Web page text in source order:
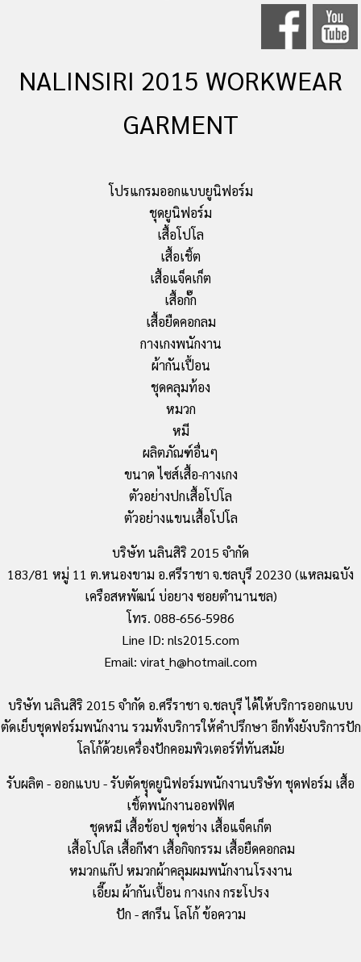
NALINSIRI 2015 WORKWEAR
GARMENT
โปรแกรมออกแบบยูนิฟอร์ม
ชุดยูนิฟอร์ม
เสื้อโปโล
เสื้อเชิ้ต
เสื้อแจ็คเก็ต
เสื้อกั๊ก
เสื้อยืดคอกลม
กางเกงพนักงาน
ผ้ากันเปื้อน
ชุดคลุมท้อง
หมวก
หมี
ผลิตภัณฑ์อื่นๆ
ขนาด ไซส์เสื้อ-กางเกง
ตัวอย่างปกเสื้อโปโล
ตัวอย่างแขนเสื้อโปโล
บริษัท นลินสิริ 2015 จำกัด
183/81 หมู่ 11 ต.หนองขาม อ.ศรีราชา จ.ชลบุรี 20230 (แหลมฉบัง
เครือสหพัฒน์ บ่อยาง ซอยตำนานชล)
โทร. 088-656-5986
Line ID: nls2015.com
Email: virat_h@hotmail.com
บริษัท นลินสิริ 2015 จำกัด อ.ศรีราชา จ.ชลบุรี ได้ให้บริการออกแบบ
ตัดเย็บชุดฟอร์มพนักงาน รวมทั้งบริการให้คำปรึกษา อีกทั้งยังบริการปัก
โลโก้ด้วยเครื่องปักคอมพิวเตอร์ที่ทันสมัย
รับผลิต - ออกแบบ - รับตัดชุุดยูนิฟอร์มพนักงานบริษัท ชุดฟอร์ม เสื้อ
เชิ้ตพนักงานออฟฟิศ
ชุดหมี เสื้อช้อป ชุดช่าง เสื้อแจ็คเก็ต
เสื้อโปโล เสื้อกีฬา เสื้อกิจกรรม เสื้อยืดคอกลม
หมวกแก๊ป หมวกผ้าคลุมผมพนักงานโรงงาน
เอี๊ยม ผ้ากันเปื้อน กางเกง กระโปรง
ปัก - สกรีน โลโก้ ข้อความ